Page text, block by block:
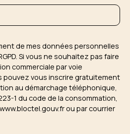
de mes données personnelles
Si vous ne souhaitez pas faire
commerciale par voie
pouvez vous inscrire gratuitement
au démarchage téléphonique,
1 du code de la consommation,
ou par courrier